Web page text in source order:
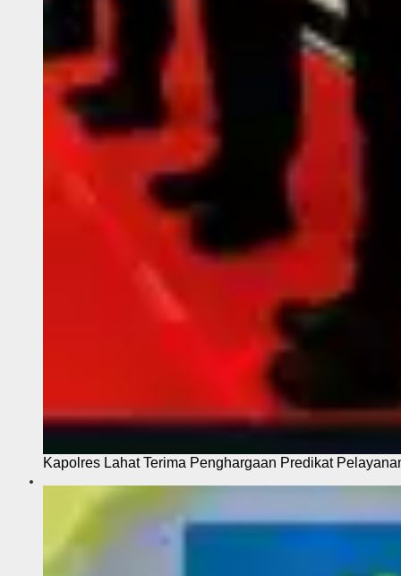
Kapolres Lahat Terima Penghargaan Predikat